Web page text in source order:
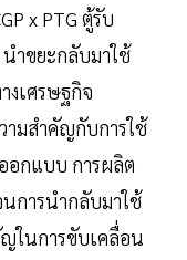
x PTG ตู้รับ
นำขยะกลับมาใช้
งเศรษฐกิจ
ามสำคัญกับการใช้
อกแบบ การผลิต
นการนำกลับมาใช้
ในการขับเคลื่อน